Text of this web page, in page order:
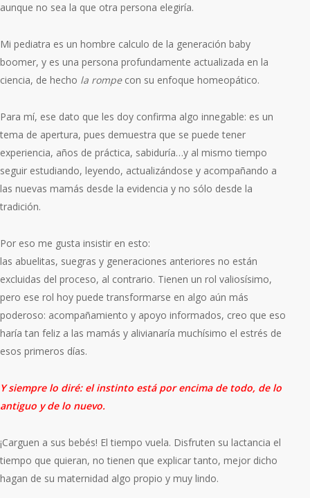
aunque no sea la que otra persona elegiría.
Mi pediatra es un hombre calculo de la generación baby
boomer, y es una persona profundamente actualizada en la
ciencia, de hecho la rompe con su enfoque homeopático.
Para mí, ese dato que les doy confirma algo innegable: es un
tema de apertura, pues demuestra que se puede tener
experiencia, años de práctica, sabiduría…y al mismo tiempo
seguir estudiando, leyendo, actualizándose y acompañando a
las nuevas mamás desde la evidencia y no sólo desde la
tradición.
Por eso me gusta insistir en esto:
las abuelitas, suegras y generaciones anteriores no están
excluidas del proceso, al contrario. Tienen un rol valiosísimo,
pero ese rol hoy puede transformarse en algo aún más
poderoso: acompañamiento y apoyo informados, creo que eso
haría tan feliz a las mamás y alivianaría muchísimo el estrés de
esos primeros días.
Y siempre lo diré: el instinto está por encima de todo, de lo
antiguo y de lo nuevo.
¡Carguen a sus bebés! El tiempo vuela. Disfruten su lactancia el
tiempo que quieran, no tienen que explicar tanto, mejor dicho
hagan de su maternidad algo propio y muy lindo.